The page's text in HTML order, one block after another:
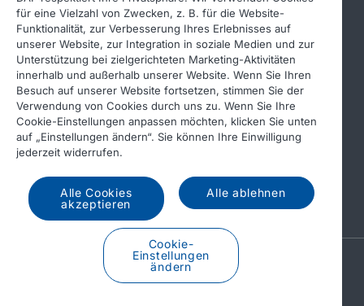
Folgen Sie uns
© 2026 DAF
A PACCAR COMPANY
DRIVEN BY QUALITY
für eine Vielzahl von Zwecken, z. B. für die Website-
Funktionalität, zur Verbesserung Ihres Erlebnisses auf
unserer Website, zur Integration in soziale Medien und zur
Unterstützung bei zielgerichteten Marketing-Aktivitäten
innerhalb und außerhalb unserer Website. Wenn Sie Ihren
Besuch auf unserer Website fortsetzen, stimmen Sie der
Verwendung von Cookies durch uns zu. Wenn Sie Ihre
Cookie-Einstellungen anpassen möchten, klicken Sie unten
auf „Einstellungen ändern“. Sie können Ihre Einwilligung
jederzeit widerrufen.
Alle Cookies
akzeptieren
Alle ablehnen
Cookie-
Einstellungen
ändern